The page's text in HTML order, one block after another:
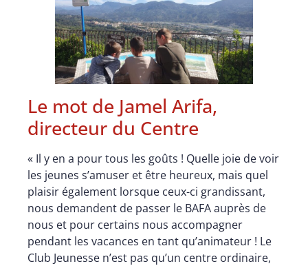
Le mot de Jamel Arifa,
directeur du Centre
« Il y en a pour tous les goûts ! Quelle joie de voir
les jeunes s’amuser et être heureux, mais quel
plaisir également lorsque ceux-ci grandissant,
nous demandent de passer le BAFA auprès de
nous et pour certains nous accompagner
pendant les vacances en tant qu’animateur ! Le
Club Jeunesse n’est pas qu’un centre ordinaire,